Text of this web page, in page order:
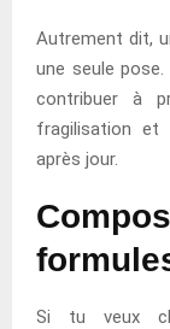
Autrement dit,
une seule
contribuer à
fragilisation et
après jour.
Si tu veux